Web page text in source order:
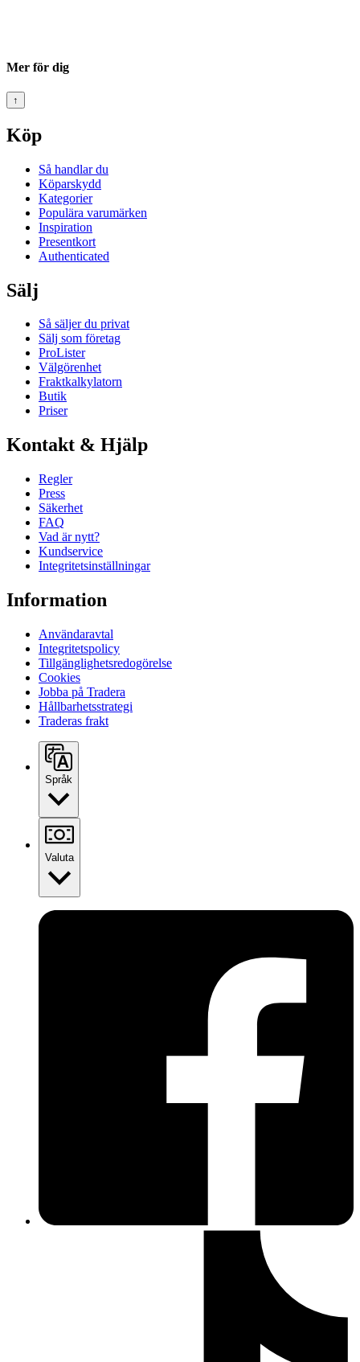
Mer för dig
↑
Köp
Så handlar du
Köparskydd
Kategorier
Populära varumärken
Inspiration
Presentkort
Authenticated
Sälj
Så säljer du privat
Sälj som företag
ProLister
Välgörenhet
Fraktkalkylatorn
Butik
Priser
Kontakt & Hjälp
Regler
Press
Säkerhet
FAQ
Vad är nytt?
Kundservice
Integritetsinställningar
Information
Användaravtal
Integritetspolicy
Tillgänglighetsredogörelse
Cookies
Jobba på Tradera
Hållbarhetsstrategi
Traderas frakt
Språk
Valuta